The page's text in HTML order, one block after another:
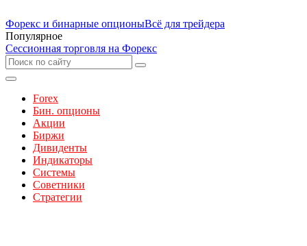
Форекс и бинарные опционыВсё для трейдера
Популярное
Сессионная торговля на Форекс
Forex
Бин. опционы
Акции
Биржи
Дивиденты
Индикаторы
Системы
Советники
Стратегии